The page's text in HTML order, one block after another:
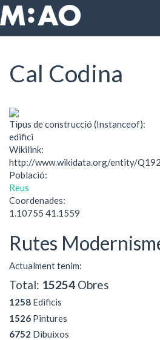
Vés al contingut
Inici Cal Codina
Cal Codina
Tipus de construcció (Instanceof):
edifici
Wikilink:
http://www.wikidata.org/entity/
Població:
Reus
Coordenades:
1.10755 41.1559
Rutes
Actualment tenim:
Total: 15254 Obres
1258 Edificis
1526 Pintures
6752 Dibuixos